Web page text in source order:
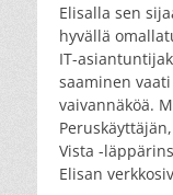
Elisalla sen
hyvällä
IT-
saaminen
vaivannäköä.
Vista -
Elisan